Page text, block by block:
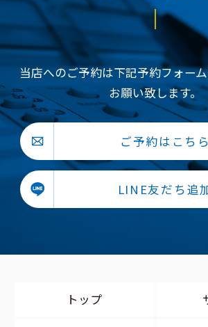
当店へのご予約は下記予約フォー
お願い致します。
ご予約はこちら
LINE友だち追
トップ